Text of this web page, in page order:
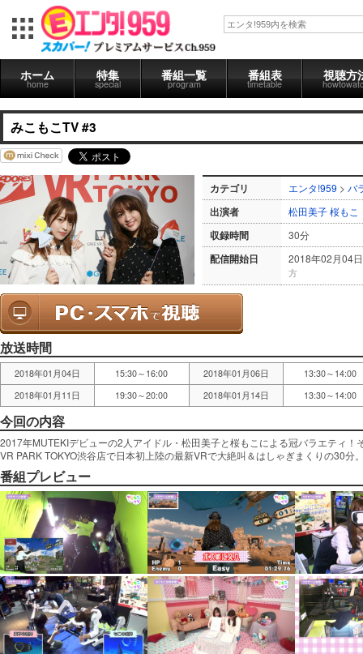
ホーム
home
特集
special
番組一覧
program
番組表
timetable
視聴方
みこもこTV #3
カテゴリ エンタ!959 > バ
出演者 松田美子桜もこ
収録時間 30分
配信開始日 2018年02月04日
方
放送時間
2018年01月04日 15:30～16:00 2018年01月06日
13:30～14:00
2018年01月11日
19:30～20:00 2018年01月14日 13:30～14:00
今回の内容
2017年MUTEKIデビューの2人アイドル・松田美子と桜もこによる冠バラエティ
VR PARK TOKYO渋谷店で日本初上陸の最新VRで大絶叫＆はしゃぎまくりの30分
番組プレビュー